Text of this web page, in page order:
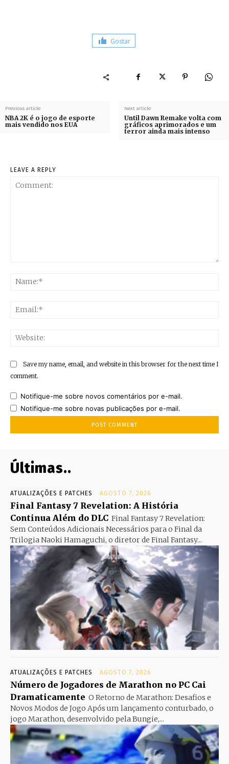
Gostar
Previous article
NBA 2K é o jogo de esporte
mais vendido nos EUA
Next article
Until Dawn Remake volta com
gráficos aprimorados e um
terror ainda mais intenso
LEAVE A REPLY
Save my name, email, and website in this browser for the next time I
comment.
Notifique-me sobre novos comentários por e-mail.
Notifique-me sobre novas publicações por e-mail.
Últimas..
ATUALIZAÇÕES E PATCHES AGOSTO 7, 2026
Final Fantasy 7 Revelation: A História
Continua Além do DLC Final Fantasy 7 Revelation:
Sem Conteúdos Adicionais Necessários para o Final da
Trilogia Naoki Hamaguchi, o diretor de Final Fantasy...
ATUALIZAÇÕES E PATCHES AGOSTO 7, 2026
Número de Jogadores de Marathon no PC Cai
Dramaticamente O Retorno de Marathon: Desafios e
Novos Modos de Jogo Após um lançamento conturbado, o
jogo Marathon, desenvolvido pela Bungie,...